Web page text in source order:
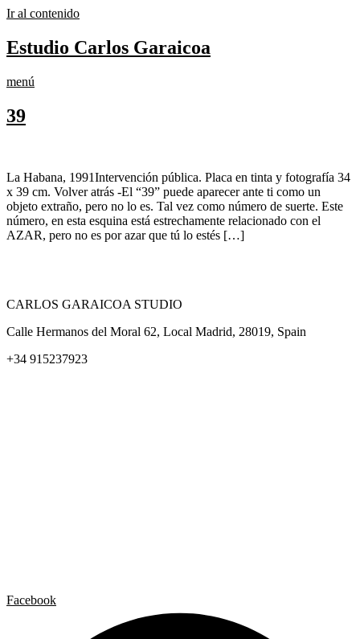
Ir al contenido
Estudio Carlos Garaicoa
menú
39
La Habana, 1991Intervención pública. Placa en tinta y fotografía 34
x 39 cm. Volver atrás -El “39” puede aparecer ante ti como un
objeto extraño, pero no lo es. Tal vez como número de suerte. Este
número, en esta esquina está estrechamente relacionado con el
AZAR, pero no es por azar que tú lo estés […]
CARLOS GARAICOA STUDIO
Calle Hermanos del Moral 62, Local Madrid, 28019, Spain
+34 915237923
Facebook